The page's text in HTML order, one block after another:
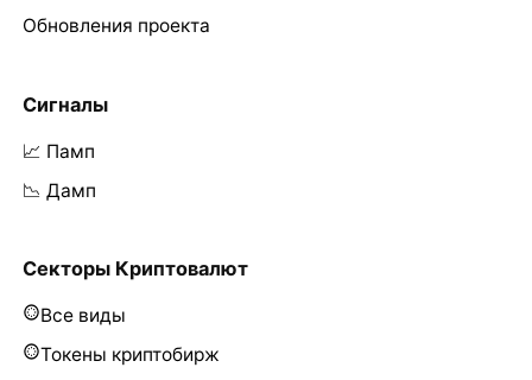
Обновления проекта
Сигналы
📈 Памп
📉 Дамп
Секторы Криптовалют
Все виды
Токены криптобирж